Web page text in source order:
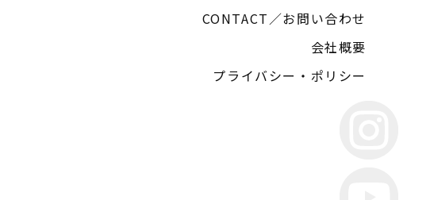
CONTACT／お問い合わせ
会社概要
プライバシー・ポリシー